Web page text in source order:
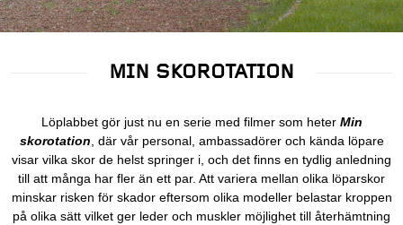
MIN SKOROTATION
Löplabbet gör just nu en serie med filmer som heter Min
skorotation, där vår personal, ambassadörer och kända löpare
visar vilka skor de helst springer i, och det finns en tydlig anledning
till att många har fler än ett par. Att variera mellan olika löparskor
minskar risken för skador eftersom olika modeller belastar kroppen
på olika sätt vilket ger leder och muskler möjlighet till återhämtning